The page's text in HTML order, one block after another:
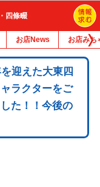
四條畷
お店News お店みち
迎えた大東四
ラクターをご
た！！今後の